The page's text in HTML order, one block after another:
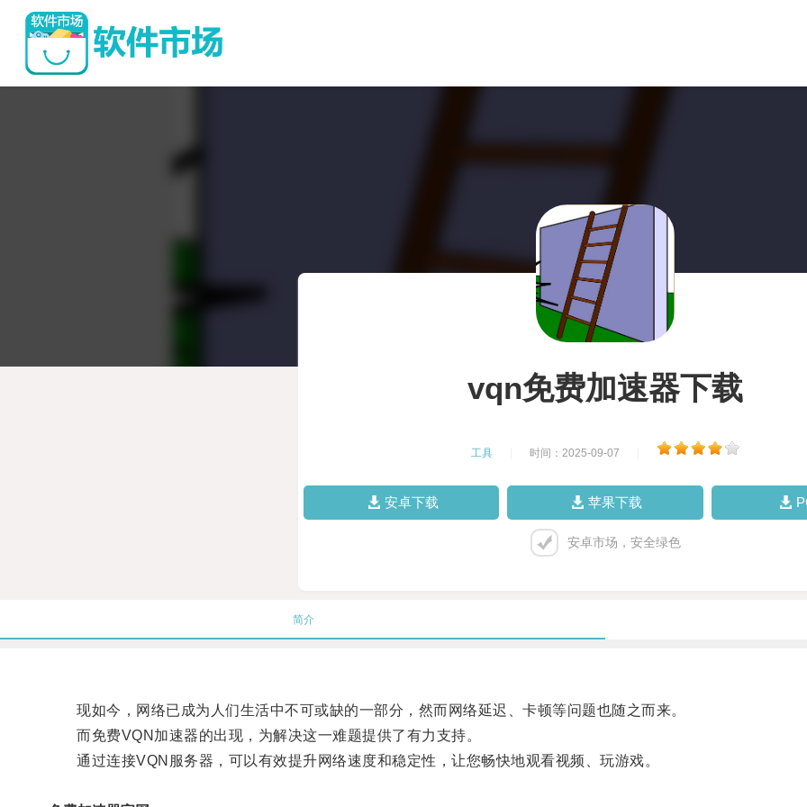
vqn免费加速器下载
工具 时间：2025-09-07
安卓下载 苹果下载
安卓市场，安全绿色
简介
现如今，网络已成为人们生活中不可或缺的一部分，然而网络延迟、卡顿等问题也随之而来。
而免费VQN加速器的出现，为解决这一难题提供了有力支持。
通过连接VQN服务器，可以有效提升网络速度和稳定性，让您畅快地观看视频、玩游戏。